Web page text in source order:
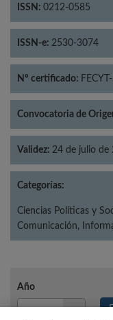
ISSN: 0212-0585
ISSN-e: 2530-3074
Nº certificado:
Convocatoria de
Validez: 24 de julio de
Categorías:
Ciencias Políticas y
Comunicación,
Año
Año